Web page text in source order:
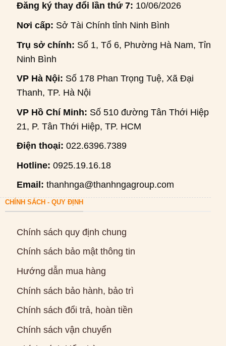
Đăng ký thay đổi lần thứ 7: 10/06/2026
Nơi cấp: Sở Tài Chính tỉnh Ninh Bình
Trụ sở chính: Số 1, Tổ 6, Phường Hà Nam, Tỉnh
Ninh Bình
VP Hà Nội: Số 178 Phan Trọng Tuệ, Xã Đại
Thanh, TP. Hà Nội
VP Hồ Chí Minh: Số 510 đường Tân Thới Hiệp
21, P. Tân Thới Hiệp, TP. HCM
Điện thoại: 022.6396.7389
Hotline: 0925.19.16.18
Email: thanhnga@thanhngagroup.com
CHÍNH SÁCH - QUY ĐỊNH
Chính sách quy định chung
Chính sách bảo mật thông tin
Hướng dẫn mua hàng
Chính sách bảo hành, bảo trì
Chính sách đổi trả, hoàn tiền
Chính sách vận chuyển